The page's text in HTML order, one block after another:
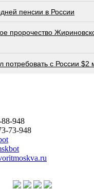
пенсии в России
пророчество
потребовать c России $2
948
73-948